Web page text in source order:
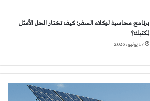
برنامج محاسبة لوكلاء السفر: كيف تختار الحل الأمثل
لمكتبك؟
17 يونيو، 2026